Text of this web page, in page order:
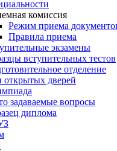
комиссия
Режим приема
Правила приема
экзамены
вступительных тестов
отделение
открытых дверей
задаваемые вопросы
диплома